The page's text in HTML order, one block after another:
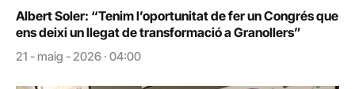
Albert Soler: “Tenim l’oportunitat de fer un Congrés que
ens deixi un llegat de transformació a Granollers”
21 - maig - 2026 · 04:00